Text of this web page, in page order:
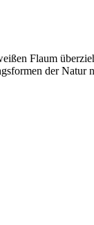
Flaum
der Natur